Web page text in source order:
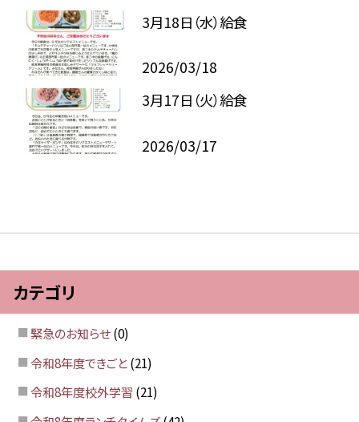
3月18日（水）給食
2026/03/18
3月17日（火）給食
2026/03/17
カテゴリ
緊急のお知らせ (0)
令和8年度できごと (21)
令和8年度校外学習 (21)